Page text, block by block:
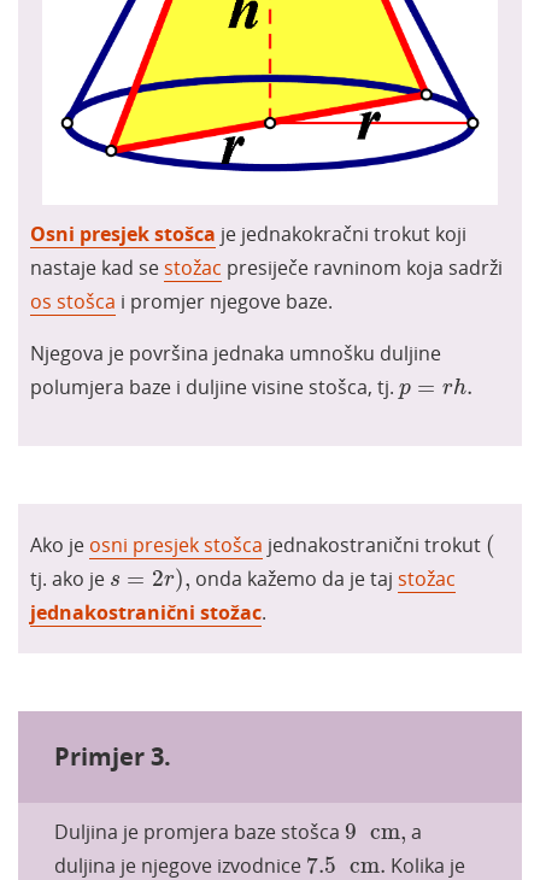
Osni presjek stošca je jednakokračni trokut koji
nastaje kad se stožac presiječe ravninom koja sadrži
os stošca i promjer njegove baze.
Njegova je površina jednaka umnošku duljine
polumjera baze i duljine visine stošca, tj. p = rh.
p h.
Ako je osni presjek stošca jednakostranični trokut (
(
tj. ako je s = 2r),
s=2r), onda kažemo da je taj stožac
jednakostranični stožac.
Primjer 3.
Duljina je promjera baze stošca 9 cm,
9 cm, a
duljina je njegove izvodnice 7.5 cm.
7.5 cm. Kolika je